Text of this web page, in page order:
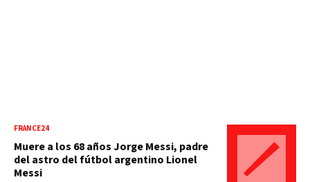
FRANCE24
Muere a los 68 años Jorge Messi, padre
del astro del fútbol argentino Lionel
Messi